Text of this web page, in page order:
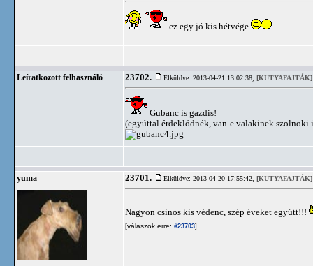
ez egy jó kis hétvége
Leíratkozott felhasználó 23702. Elküldve: 2013-04-21 13:02:38, [KUTYAFAJTÁK]
Gubanc is gazdis!
(egyúttal érdeklődnék, van-e valakinek szolnoki
yuma 23701. Elküldve: 2013-04-20 17:55:42, [KUTYAFAJTÁK]
Nagyon csinos kis védenc, szép éveket együtt!!!
[válaszok erre: #23703]